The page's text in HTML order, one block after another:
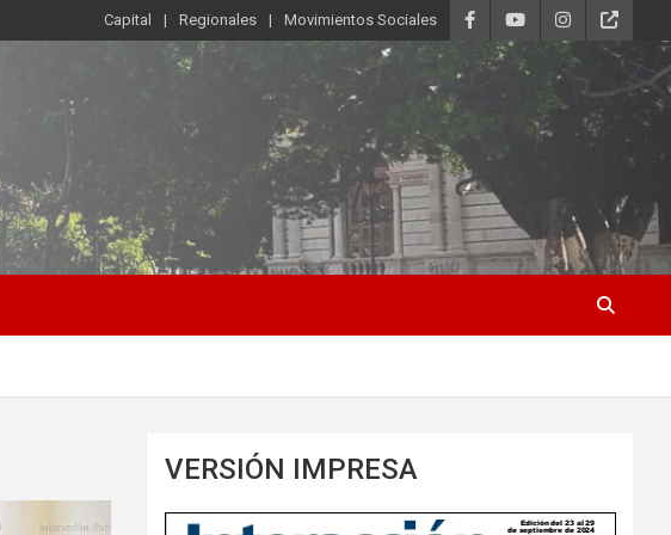
Capital Regionales Movimientos Sociales
VERSIÓN IMPRESA